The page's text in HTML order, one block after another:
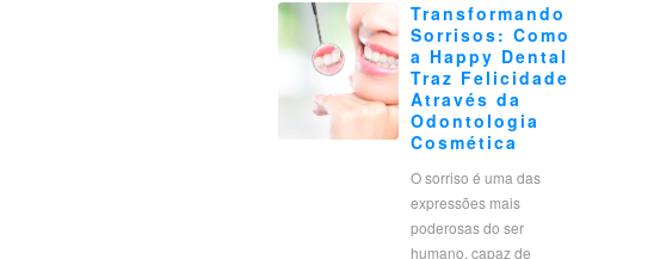
Transformando
Sorrisos: Como
a Happy Dental
Traz Felicidade
Através da
Odontologia
Cosmética
O sorriso é uma das
expressões mais
poderosas do ser
humano, capaz de